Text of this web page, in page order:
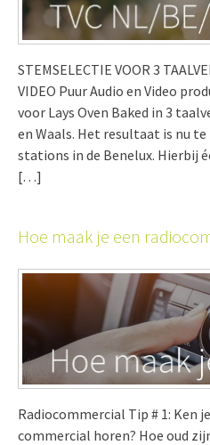
STEMSELECTIE VOOR 3
VIDEO Puur Audio en Video
voor Lays Oven Baked in 3
en Waals. Het resultaat is nu
stations in de Benelux. Hierbij
[…]
Hoe maak je een
Radiocommercial Tip # 1: Ken
commercial horen? Hoe oud